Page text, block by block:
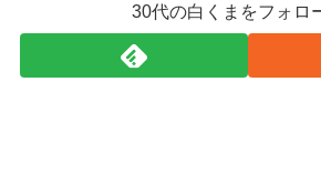
30代の白くまをフォロ